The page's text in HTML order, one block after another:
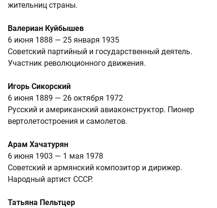
жительниц страны.
Валериан Куйбышев
6 июня 1888 — 25 января 1935
Советский партийный и государственный деятель.
Участник революционного движения.
Игорь Сикорский
6 июня 1889 — 26 октября 1972
Русский и американский авиаконструктор. Пионер
вертолетостроения и самолетов.
Арам Хачатурян
6 июня 1903 — 1 мая 1978
Советский и армянский композитор и дирижер.
Народный артист СССР.
Татьяна Пельтцер